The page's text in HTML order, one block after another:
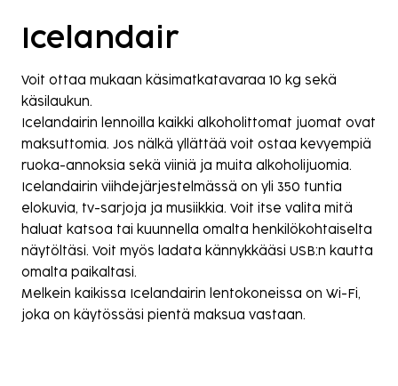
Icelandair
Voit ottaa mukaan käsimatkatavaraa 10 kg sekä
käsilaukun.
Icelandairin lennoilla kaikki alkoholittomat juomat ovat
maksuttomia. Jos nälkä yllättää voit ostaa kevyempiä
ruoka-annoksia sekä viiniä ja muita alkoholijuomia.
Icelandairin viihdejärjestelmässä on yli 350 tuntia
elokuvia, tv-sarjoja ja musiikkia. Voit itse valita mitä
haluat katsoa tai kuunnella omalta henkilökohtaiselta
näytöltäsi. Voit myös ladata kännykkääsi USB:n kautta
omalta paikaltasi.
Melkein kaikissa Icelandairin lentokoneissa on Wi-Fi,
joka on käytössäsi pientä maksua vastaan.